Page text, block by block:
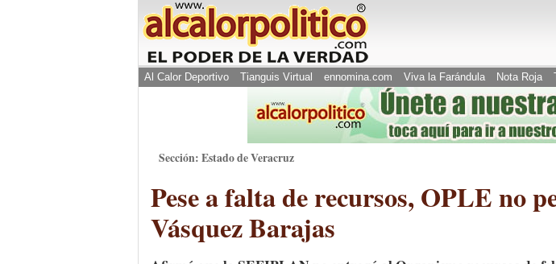
Al Calor Deportivo Tianguis Virtual ennomina.com Viva la Farándula Nota Roja
Sección: Estado de Veracruz
Pese a falta de recursos, OPLE no
Vásquez Barajas